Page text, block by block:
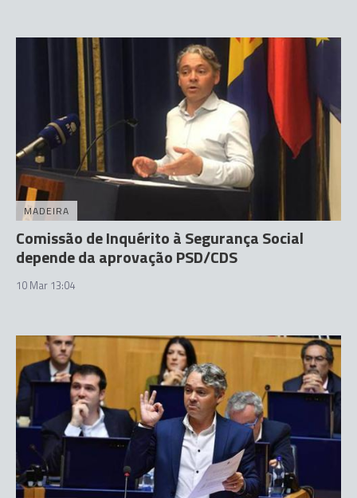
MADEIRA
Comissão de Inquérito à Segurança Social
depende da aprovação PSD/CDS
10 Mar 13:04